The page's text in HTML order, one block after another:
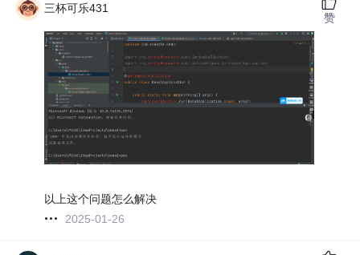
三杯可乐431
以上这个问题怎么解决
2025-01-26
赞